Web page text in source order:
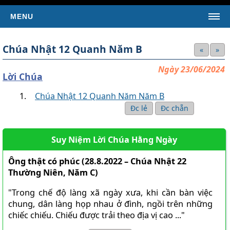
MENU
Tin Giáo Hội Hoàn Vũ
KINH THÁNH
SÁCH TÂN ƯỚC
Kinh Thánh Tân Ước (Bản dịch của LM Nguyễn Thế
Thuấn)
Kinh Thánh Tân Ước (Bản dịch Việt ngữ của Nhóm Phiên
Dịch Các Giờ Kinh Phụng Vụ)
SÁCH CỰU ƯỚC
Chúa Nhật 12 Quanh Năm B »
«
Ngày 23/06/2024
Lời Chúa
Chúa Nhật 12 Quanh Năm Năm B
Đc chẵn
Đc lẻ
Suy Niệm Lời Chúa Hằng Ngày
Ông thật có phúc (28.8.2022 – Chúa Nhật 22
Thường Niên, Năm C)
"Trong chế độ làng xã ngày xưa, khi cần bàn việc
chung, dân làng họp nhau ở đình, ngồi trên những
chiếc chiếu. Chiếu được trải theo địa vị cao ..."